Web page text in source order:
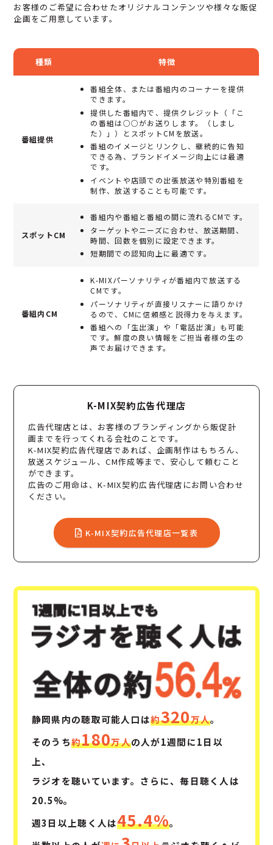
お客様のご希望に合わせたオリジナルコンテンツや様々な販促
企画をご用意しています。
種類 特徴
番組提供
番組全体、または番組内のコーナーを提供
できます。
提供した番組内で、提供クレジット（「こ
の番組は○○がお送りします。（しまし
た）」）とスポットCMを放送。
番組のイメージとリンクし、継続的に告知
できる為、ブランドイメージ向上には最適
です。
イベントや店頭での出張放送や特別番組を
制作、放送することも可能です。
スポットCM
番組内や番組と番組の間に流れるCMです。
ターゲットやニーズに合わせ、放送期間、
時間、回数を個別に設定できます。
短期間での認知向上に最適です。
番組内CM
K-MIXパーソナリティが番組内で放送する
CMです。
パーソナリティが直接リスナーに語りかけ
るので、CMに信頼感と説得力を与えます。
番組への「生出演」や「電話出演」も可能
です。鮮度の良い情報をご担当者様の生の
声でお届けできます。
K-MIX契約広告代理店
広告代理店とは、お客様のブランディングから販促計
画までを行ってくれる会社のことです。
K-MIX契約広告代理店であれば、企画制作はもちろん、
放送スケジュール、CM作成等まで、安心して頼むこと
ができます。
広告のご用命は、K-MIX契約広告代理店にお問い合わせ
ください。
K-MIX契約広告代理店一覧表
静岡県内の聴取可能人口は約320万人。
そのうち約180万人の人が1週間に1日以
上、
ラジオを聴いています。さらに、毎日聴く人は
20.5%。
週3日以上聴く人は45.4%。